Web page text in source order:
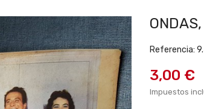
Referencia:
3,00 €
Impuestos